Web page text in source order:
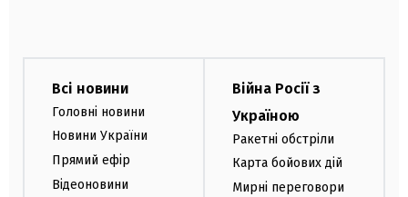
Всі новини
Головні новини
Новини України
Прямий ефір
Відеоновини
Війна Росії з
Україною
Ракетні обстріли
Карта бойових дій
Мирні переговори